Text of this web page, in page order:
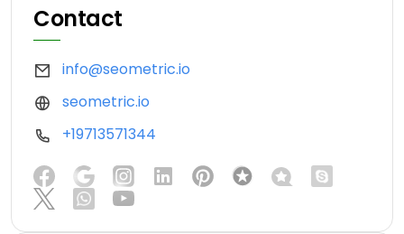
Contact
info@seometric.io
seometric.io
+19713571344